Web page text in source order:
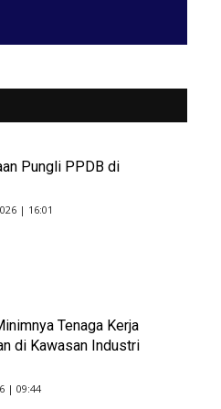
Pungli PPDB di
| 16:01
Tenaga Kerja
di Kawasan Industri
| 09:44